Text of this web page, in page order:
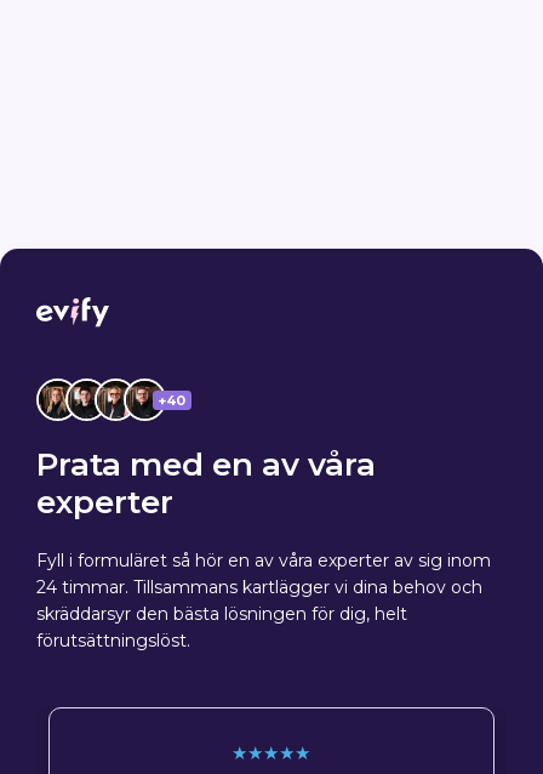
+40
Prata med en av våra
experter
Fyll i formuläret så hör en av våra experter av sig inom
24 timmar. Tillsammans kartlägger vi dina behov och
skräddarsyr den bästa lösningen för dig, helt
förutsättningslöst.
★★★★★